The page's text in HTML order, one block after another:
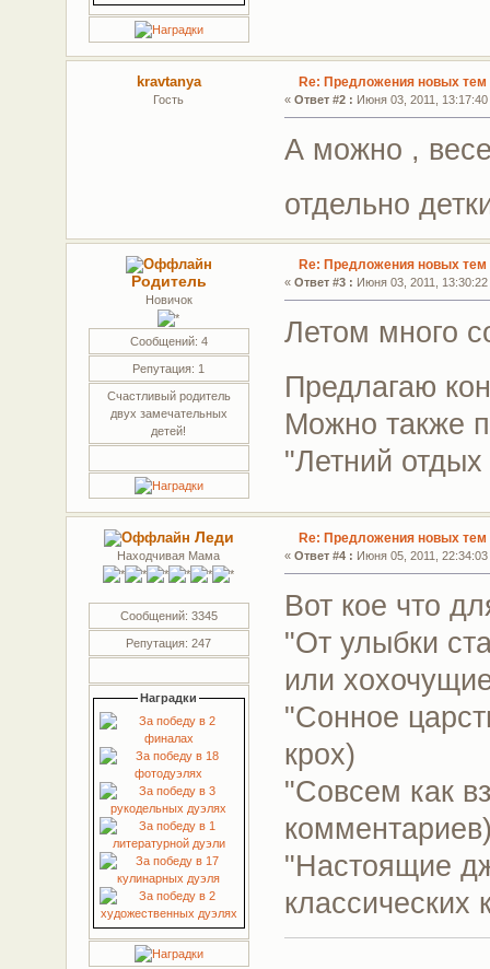
kravtanya
Гость
Re: Предложения новых тем
«Ответ #2 : Июня 03, 2011, 13:17:40
А можно ,
отдельно
Родитель
Новичок
Сообщений: 4
Репутация: 1
Счастливый родитель
двух замечательных
детей!
Re: Предложения новых тем
«Ответ #3 : Июня 03, 2011, 13:30:22
Летом много
Предлагаю
Можно также
"Летний
Леди
Находчивая Мама
Сообщений: 3345
Репутация: 247
Наградки
Re: Предложения новых тем
«Ответ #4 : Июня 05, 2011, 22:34:03
Вот кое что
"От улыбки
или
"Сонное
крох)
"Совсем как
"Настоящие
классических